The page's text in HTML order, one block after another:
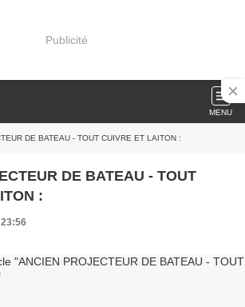
Publicité
MENU
DE BATEAU - TOUT CUIVRE ET LAITON :
DE BATEAU - TOUT
: